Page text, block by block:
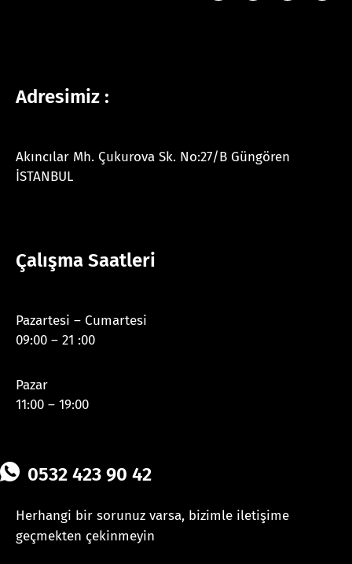
Adresimiz :
Akıncılar Mh. Çukurova Sk. No:27/B Güngören
İSTANBUL
Çalışma Saatleri
Pazartesi – Cumartesi
09:00 – 21 :00
Pazar
11:00 – 19:00
0532 423 90 42
Herhangi bir sorunuz varsa, bizimle iletişime
geçmekten çekinmeyin